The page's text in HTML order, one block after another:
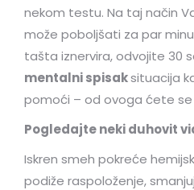
nekom testu. Na taj način
može poboljšati za par
tašta iznervira, odvojite 30
mentalni spisaksituacija
pomoći – od ovoga ćete
Pogledajte neki duhovit
Iskren smeh pokreće
podiže raspoloženje,